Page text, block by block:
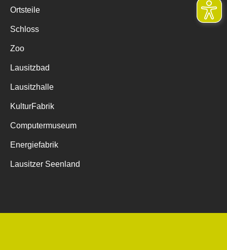
Ortsteile
Schloss
Zoo
Lausitzbad
Lausitzhalle
KulturFabrik
Computermuseum
Energiefabrik
Lausitzer Seenland